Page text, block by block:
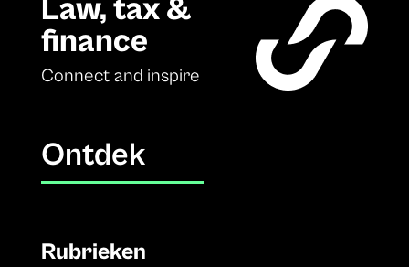
Law, tax &
finance
Connect and inspire
Ontdek
Rubrieken